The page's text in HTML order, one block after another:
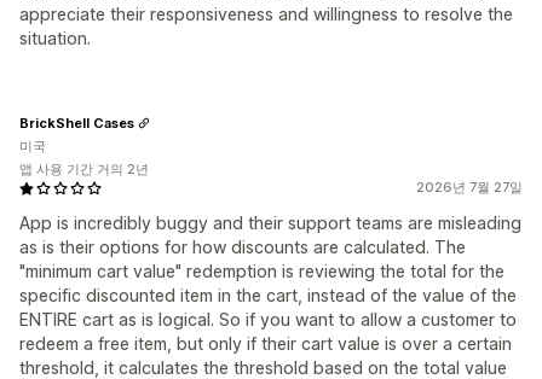
appreciate their responsiveness and willingness to resolve the
situation.
2026년 7월 27일
App is incredibly buggy and their support teams are misleading
as is their options for how discounts are calculated. The
"minimum cart value" redemption is reviewing the total for the
specific discounted item in the cart, instead of the value of the
ENTIRE cart as is logical. So if you want to allow a customer to
redeem a free item, but only if their cart value is over a certain
threshold, it calculates the threshold based on the total value
BrickShell Cases
미국
앱 사용 기간 거의 2년